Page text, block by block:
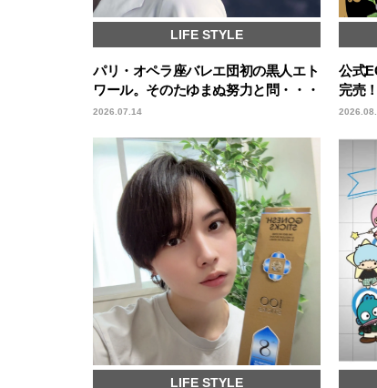
LIFE STYLE
パリ・オペラ座バレエ団初の黒人エト
ワール。そのたゆまぬ努力と問・・・
2026.07.14
公式
完売
LIFE STYLE